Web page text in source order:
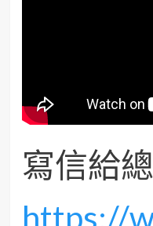
寫信給
https://